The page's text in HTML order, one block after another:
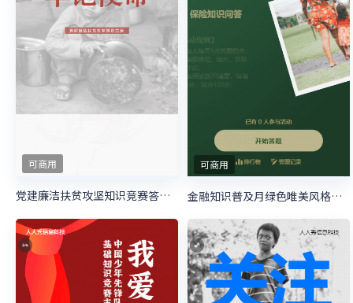
可商用
党建廉洁扶贫攻坚知识竞赛答题活动
可商用
金融知识普及月绿色唯美风格答题活动